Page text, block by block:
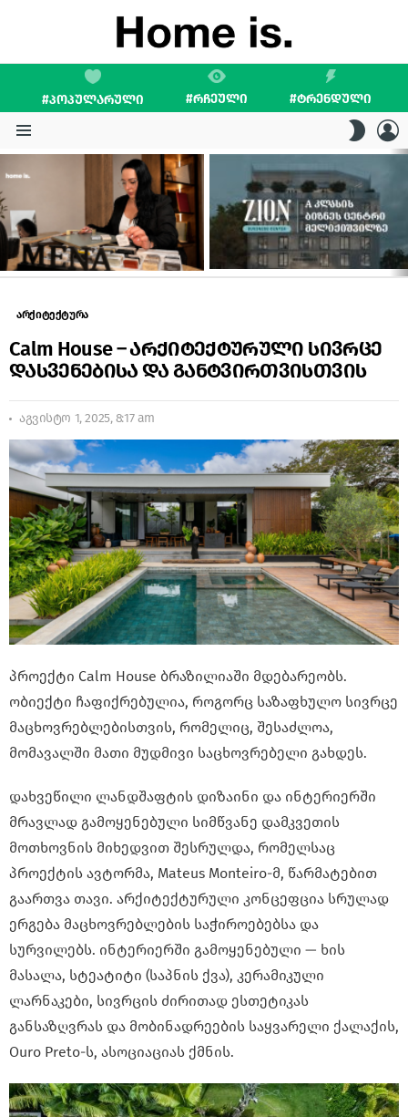
#ᲞᲝᲞᲣᲚᲐᲠᲣᲚᲘ #ᲠᲩᲔᲣᲚᲘ #ᲢᲠᲔᲜᲓᲣᲚᲘ
SKIN
STORIES
არქიტექტურა
Calm House – არქიტექტურული სივრცე
დასვენებისა და განტვირთვისთვის
აგვისტო 1, 2025, 8:17 am
პროექტი Calm House ბრაზილიაში მდებარეობს.
ობიექტი ჩაფიქრებულია, როგორც საზაფხულო სივრცე
მაცხოვრებლებისთვის, რომელიც, შესაძლოა,
მომავალში მათი მუდმივი საცხოვრებელი გახდეს.
დახვეწილი ლანდშაფტის დიზაინი და ინტერიერში
მრავლად გამოყენებული სიმწვანე დამკვეთის
მოთხოვნის მიხედვით შესრულდა, რომელსაც
პროექტის ავტორმა, Mateus Monteiro-მ, წარმატებით
გაართვა თავი. არქიტექტურული კონცეფცია სრულად
ერგება მაცხოვრებლების საჭიროებებსა და
სურვილებს. ინტერიერში გამოყენებული — ხის
მასალა, სტეატიტი (საპნის ქვა), კერამიკული
ლარნაკები, სივრცის ძირითად ესთეტიკას
განსაზღვრას და მობინადრეების საყვარელი ქალაქის,
Ouro Preto-ს, ასოციაციას ქმნის.